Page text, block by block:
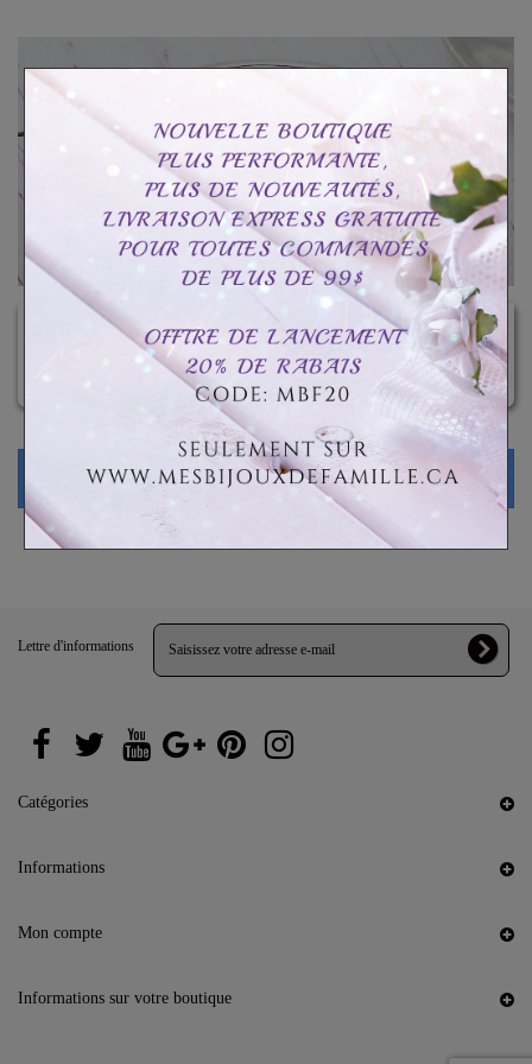
MEILLEURES VENTES
NOUVEAUTÉS
Aucun nouveau produit à l'heure actuelle.
Lettre d'informations
Catégories
Informations
Mon compte
Informations sur votre boutique